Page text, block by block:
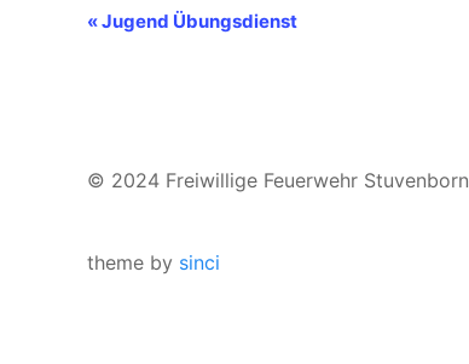
Veranstaltung-
«Jugend Übungsdienst
© 2024 Freiwillige Feuerwehr Stuvenborn
theme by sinci